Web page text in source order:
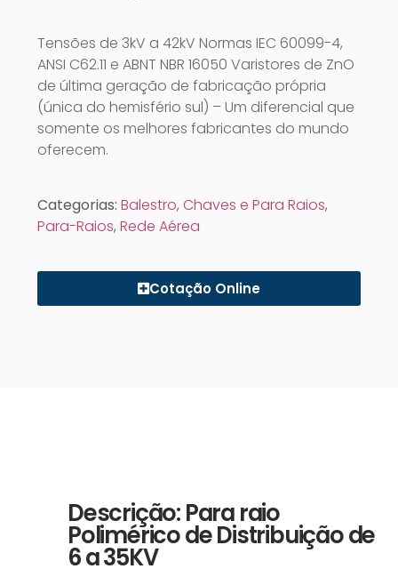
Tensões de 3kV a 42kV Normas IEC 60099-4,
ANSI C62.11 e ABNT NBR 16050 Varistores de ZnO
de última geração de fabricação própria
(única do hemisfério sul) – Um diferencial que
somente os melhores fabricantes do mundo
oferecem.
Categorias: Balestro, Chaves e Para Raios,
Para-Raios, Rede Aérea
Cotação Online
Descrição: Para raio
Polimérico de Distribuição de
6 a 35KV